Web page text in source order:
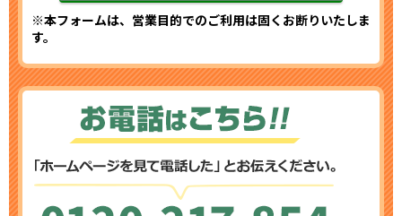
※本フォームは、営業目的でのご利用は固くお断りいたしま
す。